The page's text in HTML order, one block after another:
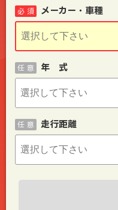
メーカー・車種
必 須
年 式
任 意
走行距離
任 意